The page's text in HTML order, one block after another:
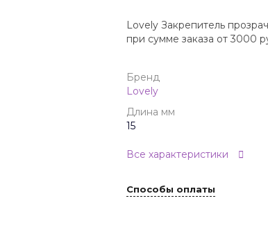
Lovely Закрепитель
при сумме заказа от 3000
Бренд
Lovely
Длина мм
15
Все характеристики
Способы оплаты